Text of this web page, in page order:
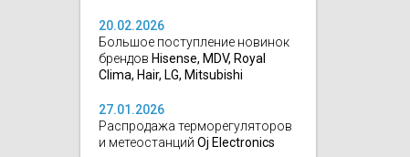
20.02.2026
Большое поступление новинок
брендов Hisense, MDV, Royal
Clima, Hair, LG, Mitsubishi
27.01.2026
Распродажа терморегуляторов
и метеостанций Oj Electronics